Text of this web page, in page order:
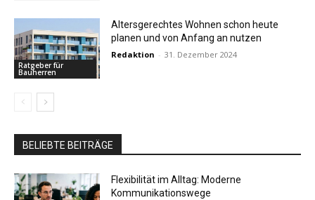
Ratgeber für
Bauherren
Altersgerechtes Wohnen schon heute
planen und von Anfang an nutzen
Redaktion - 31. Dezember 2024
BELIEBTE BEITRÄGE
Flexibilität im Alltag: Moderne
Kommunikationswege